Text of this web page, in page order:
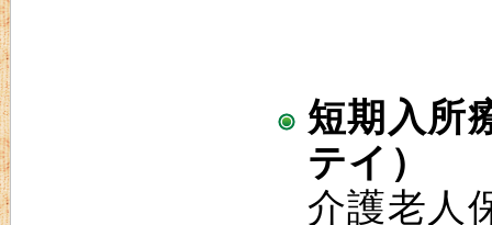
短期入所
テイ）
介護老人